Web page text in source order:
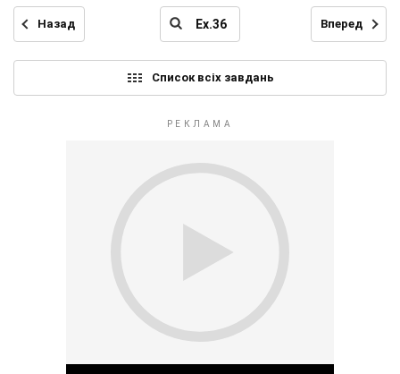
Назад Вперед
Список всіх завдань